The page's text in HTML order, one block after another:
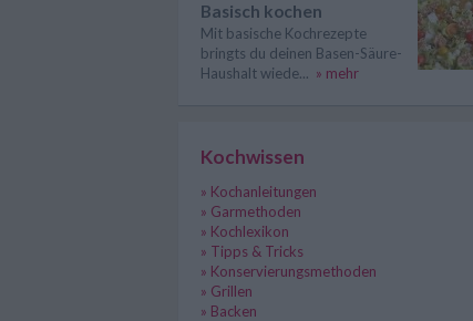
Basisch kochen
Mit basische Kochrezepte
bringts du deinen Basen-Säure-
Haushalt wiede... » mehr
Kochwissen
» Kochanleitungen
» Garmethoden
» Kochlexikon
» Tipps & Tricks
» Konservierungsmethoden
» Grillen
» Backen